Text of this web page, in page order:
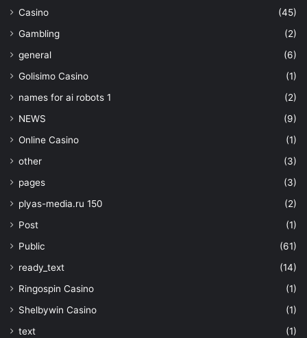
Casino
(45)
Gambling
(2)
general
(6)
Golisimo Casino
(1)
names for ai robots 1
(2)
NEWS
(9)
Online Casino
(1)
other
(3)
pages
(3)
plyas-media.ru 150
(2)
Post
(1)
Public
(61)
ready_text
(14)
Ringospin Casino
(1)
Shelbywin Casino
(1)
text
(1)